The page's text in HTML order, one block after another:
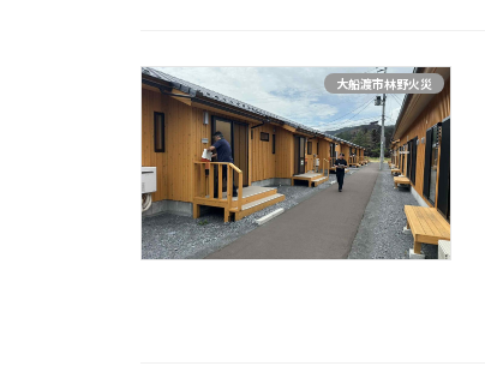
大船渡市林野火災